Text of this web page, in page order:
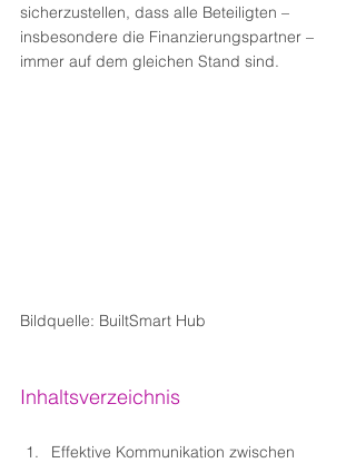
sicherzustellen, dass alle Beteiligten –
insbesondere die Finanzierungspartner –
immer auf dem gleichen Stand sind.
Bildquelle: BuiltSmart Hub
Inhaltsverzeichnis
Effektive Kommunikation zwischen